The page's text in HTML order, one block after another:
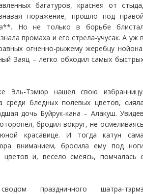
багатуров, краснея от
поражение, прошло под
Но не только в борьбе
промаха и его стрела-учусак. А уж
огненно-рыжему жеребцу
Заяц – легко обходил самых
Эль-Тэмюр нашел свою
среди бледных полевых цветов,
дочь Буйрук-кана – Алакуш.
бродил вокруг, не
красавице. И тогда катун
вниманием, бросила ему под
цветов и, весело смеясь, помчалась
праздничного шатра-